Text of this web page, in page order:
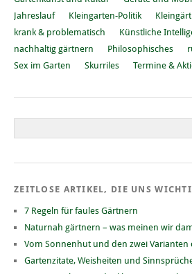
Jahreslauf
Kleingarten-Politik
krank & problematisch
Künstliche
nachhaltig gärtnern
Philosophisches
Sex im Garten
Skurriles Termine &
ZEITLOSE ARTIKEL, DIE UNS
7 Regeln für faules Gärtnern
Naturnah gärtnern – was meinen wir
Vom Sonnenhut und den zwei Varianten
Gartenzitate, Weisheiten und